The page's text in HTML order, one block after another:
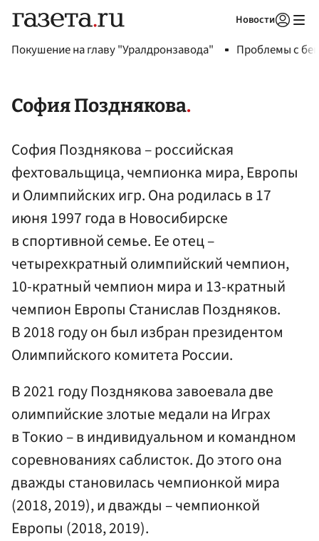
Новости
Покушение на главу "Уралдронзавода" Проблемы с
София Позднякова
София Позднякова – российская
фехтовальщица, чемпионка мира, Европы
и Олимпийских игр. Она родилась в 17
июня 1997 года в Новосибирске
в спортивной семье. Ее отец –
четырехкратный олимпийский чемпион,
10-кратный чемпион мира и 13-кратный
чемпион Европы Станислав Поздняков.
В 2018 году он был избран президентом
Олимпийского комитета России.
В 2021 году Позднякова завоевала две
олимпийские злотые медали на Играх
в Токио – в индивидуальном и командном
соревнованиях саблисток. До этого она
дважды становилась чемпионкой мира
(2018, 2019), и дважды – чемпионкой
Европы (2018, 2019).